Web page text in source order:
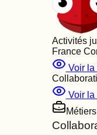
Activités
France
Voir la
Voir la